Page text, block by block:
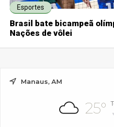
Esportes
Brasil bate bicampeã
Nações de vôlei
Manaus, AM
25°